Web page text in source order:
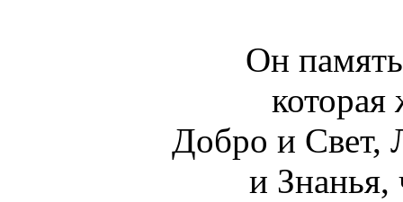
Он
которая
Добро и Свет,
и Знанья,